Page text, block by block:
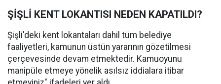
ŞİŞLİ KENT LOKANTISI NEDEN KAPATILDI?
Şişli'deki kent lokantaları dahil tüm belediye
faaliyetleri, kamunun üstün yararının gözetilmesi
çerçevesinde devam etmektedir. Kamuoyunu
manipüle etmeye yönelik asılsız iddialara itibar